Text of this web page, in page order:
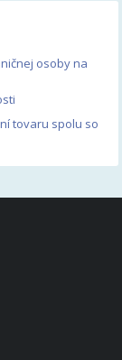
osoby na
tovaru spolu so